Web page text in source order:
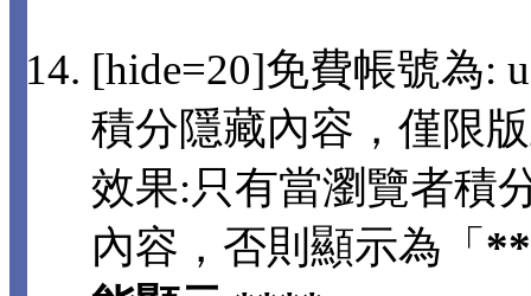
[hide=20]免費帳號為:
積分隱藏內容，僅限
效果:只有當瀏覽者積
內容，否則顯示為「